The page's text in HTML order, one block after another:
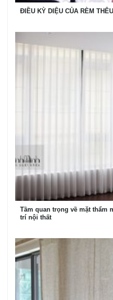
ĐIỀU KỲ DIỆU CỦA RÈM THÊU
Tầm quan trọng về mặt thẩm
trí nội thất